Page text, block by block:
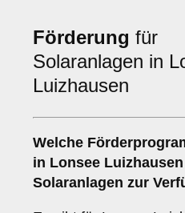
Förderung für
Solaranlagen in
Luizhausen
Welche
in Lonsee
Solaranlagen zur